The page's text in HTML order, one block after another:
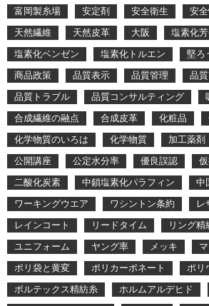
富岡製糸場
安定剤 安全衛生 安
天然繊維
天然皮革 大阪
塩素化
塩素化ベンゼン
塩素化トルエン 堅ろ
商品政策
品質表示 品質管理
品
品質トラブル
品質コンサルティング
合成繊維の融点
合成皮革 化粧品
化学物質のいろは
化学物質 加工薬剤
公開講座
公定水分率 優良誤認
二酸化炭素
中鎖塩素化パラフィン
中
ワーキングウエア
ワシントン条約
レ
レインコート
リードタイム
リング精
ユニフォーム
ヤング率 メッキ
ポリ袋と黄変
ポリカーボネート
ポリ
ボルテックス精紡糸
ホルムアルデヒド